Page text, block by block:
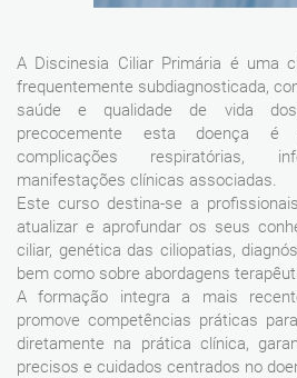
A Discinesia Ciliar Primária é uma
frequentemente subdiagnosticada,
saúde e qualidade de vida dos
precocemente esta doença é
complicações respiratórias,
manifestações clínicas associadas.
Este curso destina-se a
atualizar e aprofundar os seus
ciliar, genética das ciliopatias,
bem como sobre abordagens
A formação integra a mais
promove competências práticas
diretamente na prática clínica,
precisos e cuidados centrados no